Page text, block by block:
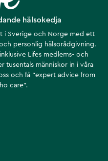
hälsokedja
i Sverige och Norge med ett
personlig hälsorådgivning.
Lifes medlems- och
tusentals människor in i våra
och få ”expert advice from
care”.